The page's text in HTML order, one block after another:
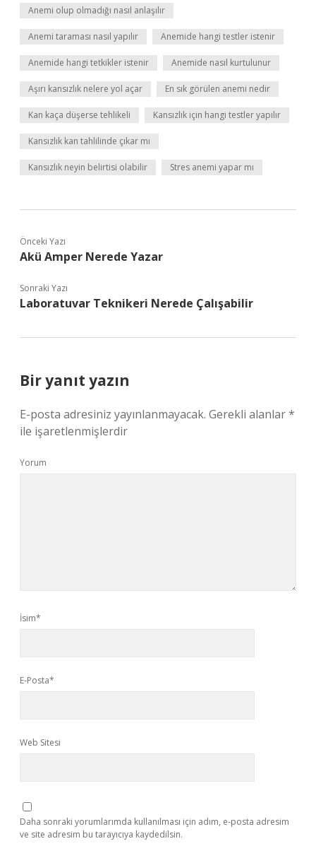
Anemi olup olmadığı nasıl anlaşılır
Anemi taraması nasıl yapılır Anemide hangi testler istenir
Anemide hangi tetkikler istenir Anemide nasıl kurtulunur
Aşırı kansızlık nelere yol açar En sık görülen anemi nedir
Kan kaça düşerse tehlikeli Kansızlık için hangi testler yapılır
Kansızlık kan tahlilinde çıkar mı
Kansızlık neyin belirtisi olabilir Stres anemi yapar mı
Önceki Yazı
Akü Amper Nerede Yazar
Sonraki Yazı
Laboratuvar Teknikeri Nerede Çalışabilir
Bir yanıt yazın
E-posta adresiniz yayınlanmayacak. Gerekli alanlar*
ile işaretlenmişlerdir
Yorum
İsim*
E-Posta*
Web Sitesi
Daha sonraki yorumlarımda kullanılması için adım, e-posta adresim
ve site adresim bu tarayıcıya kaydedilsin.